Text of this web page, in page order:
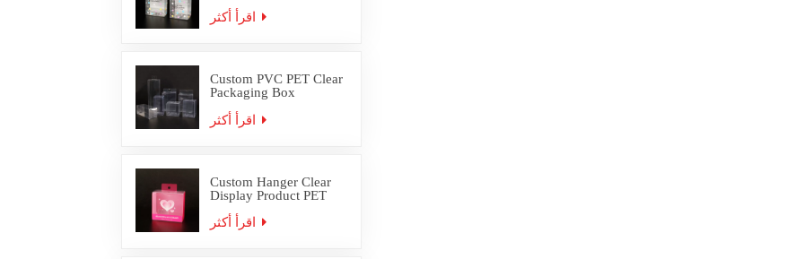
Custom PVC PET Clear
Packaging Box
Custom Hanger Clear
Display Product PET